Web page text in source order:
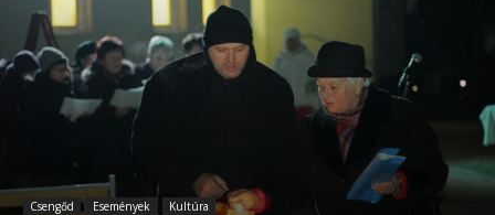
Csengőd Események Kultúra